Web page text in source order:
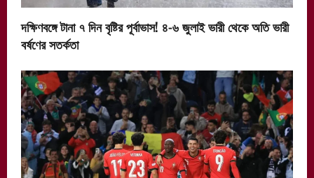
দক্ষিণবঙ্গে টানা ৭ দিন বৃষ্টির পূর্বাভাস! ৪-৬ জুলাই ভারী থেকে অতি ভারী
বর্ষণের সতর্কতা